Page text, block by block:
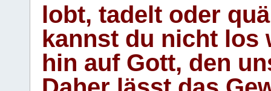
lobt, tadelt oder
kannst du nicht los
hin auf Gott, den